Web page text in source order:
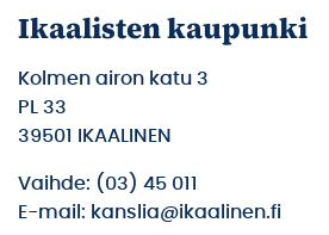
Ikaalisten kaupunki
Kolmen airon katu 3
PL 33
39501 IKAALINEN
Vaihde: (03) 45 011
E-mail: kanslia@ikaalinen.fi